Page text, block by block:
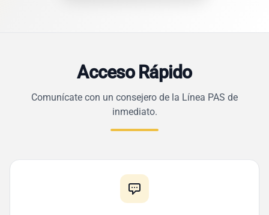
Acceso Rápido
Comunícate con un consejero de la Línea PAS de
inmediato.